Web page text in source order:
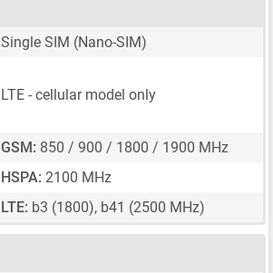
Single SIM (Nano-SIM)
LTE - cellular model only
GSM: 850 / 900 / 1800 / 1900 MHz
HSPA: 2100 MHz
LTE: b3 (1800), b41 (2500 MHz)